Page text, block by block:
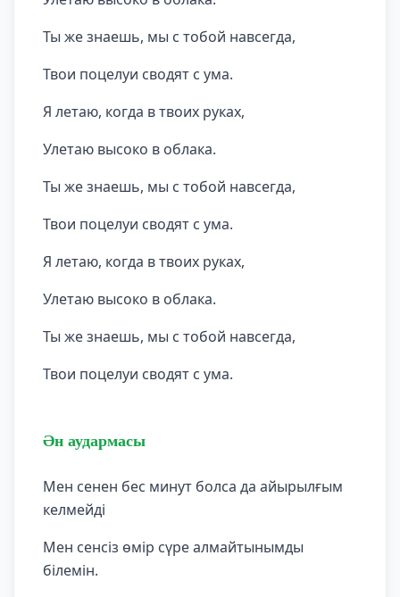
Ты же знаешь, мы с тобой навсегда,
Твои поцелуи сводят с ума.
Я летаю, когда в твоих руках,
Улетаю высоко в облака.
Ты же знаешь, мы с тобой навсегда,
Твои поцелуи сводят с ума.
Я летаю, когда в твоих руках,
Улетаю высоко в облака.
Ты же знаешь, мы с тобой навсегда,
Твои поцелуи сводят с ума.
Ән аудармасы
Мен сенен бес минут болса да айырылғым
келмейді
Мен сенсіз өмір сүре алмайтынымды
білемін.